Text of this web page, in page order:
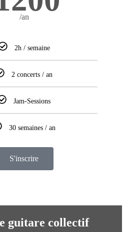
/an
2h / semaine
2 concerts / an
Jam-Sessions
30 semaines / an
S'inscrire
guitare collectif